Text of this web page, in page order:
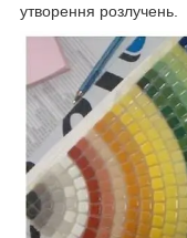
утворення розлучень.